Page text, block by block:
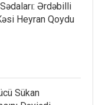
Ərdəbilli
Heyran Qoydu
Sükan